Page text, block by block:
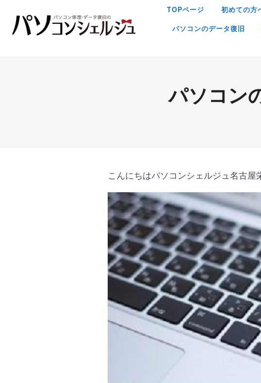
TOPページ 初めての方
パソコンのデータ復旧
パソコン
こんにちはパソコンシェルジュ名古屋